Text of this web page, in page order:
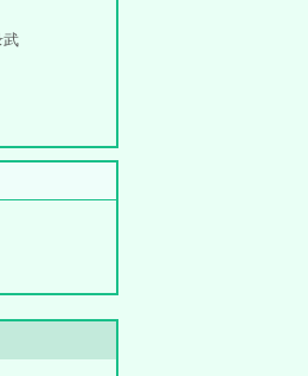
武